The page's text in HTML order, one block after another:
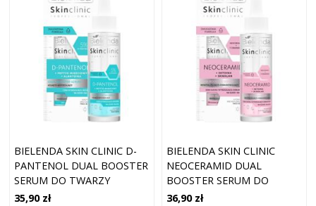
BIELENDA SKIN CLINIC D-
PANTENOL DUAL BOOSTER
SERUM DO TWARZY
ŁAGODZĄCE 45ML
35,90 zł
BIELENDA SKIN CLINIC
NEOCERAMID DUAL
BOOSTER SERUM DO
TWARZY ODBUDOWA 45ML
36,90 zł